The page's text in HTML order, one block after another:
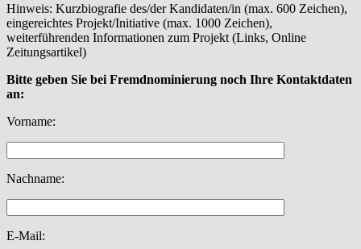
Hinweis: Kurzbiografie des/der Kandidaten/in (max. 600 Zeichen),
eingereichtes Projekt/Initiative (max. 1000 Zeichen),
weiterführenden Informationen zum Projekt (Links, Online
Zeitungsartikel)
Bitte geben Sie bei Fremdnominierung noch Ihre Kontaktdaten
an:
Vorname:
Nachname:
E-Mail: